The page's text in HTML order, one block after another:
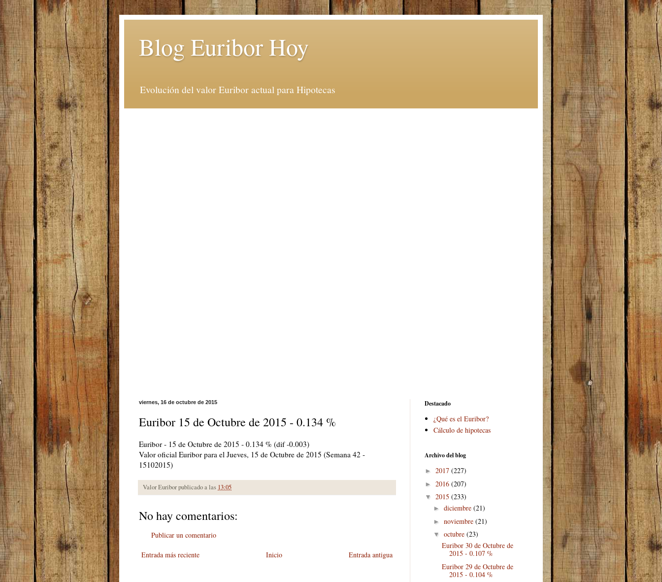
Blog Euribor Hoy
Evolución del valor Euribor actual para Hipotecas
viernes, 16 de octubre de 2015
Euribor 15 de Octubre de 2015 - 0.134 %
Euribor - 15 de Octubre de 2015 - 0.134 % (dif -0.003)
Valor oficial Euribor para el Jueves, 15 de Octubre de 2015 (Semana 42 -
15102015)
Valor Euribor publicado a las 13:05
No hay comentarios:
Publicar un comentario
Entrada más reciente Entrada antigua
Inicio
Destacado
¿Qué es el Euribor?
Cálculo de hipotecas
Archivo del blog
► 2017 (227)
► 2016 (207)
▼ 2015 (233)
► diciembre (21)
► noviembre (21)
▼ octubre (23)
Euribor 30 de Octubre de
2015 - 0.107 %
Euribor 29 de Octubre de
2015 - 0.104 %